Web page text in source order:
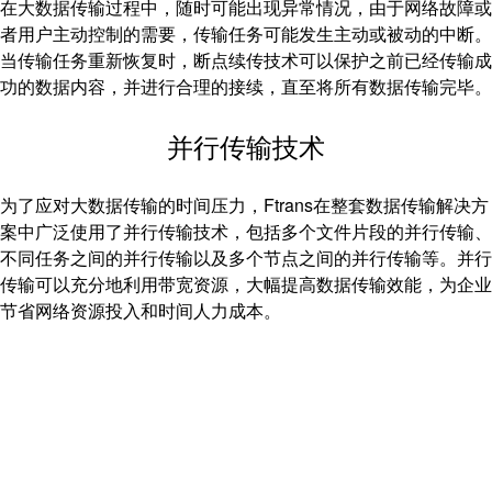
在大数据传输过程中，随时可能出现异常情况，由于网络故障或
者用户主动控制的需要，传输任务可能发生主动或被动的中断。
当传输任务重新恢复时，断点续传技术可以保护之前已经传输成
功的数据内容，并进行合理的接续，直至将所有数据传输完毕。
并行传输技术
为了应对大数据传输的时间压力，Ftrans在整套数据传输解决方
案中广泛使用了并行传输技术，包括多个文件片段的并行传输、
不同任务之间的并行传输以及多个节点之间的并行传输等。并行
传输可以充分地利用带宽资源，大幅提高数据传输效能，为企业
节省网络资源投入和时间人力成本。